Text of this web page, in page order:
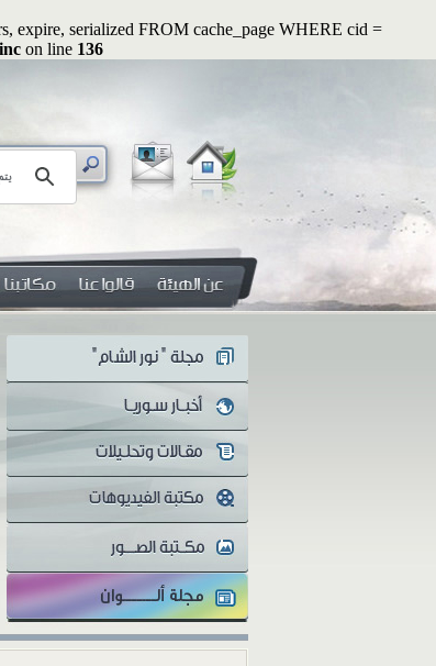
expire, serialized FROM cache_page WHERE cid =
on line 136
الأولى وأصلحوا ذات بينكم
مازال أهل العلم والمفكرون
والمثقفون تتفاوت أنظارهم...